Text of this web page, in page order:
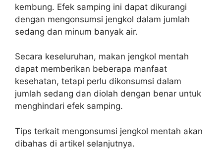
kembung. Efek samping ini dapat dikurangi
dengan mengonsumsi jengkol dalam jumlah
sedang dan minum banyak air.
Secara keseluruhan, makan jengkol mentah
dapat memberikan beberapa manfaat
kesehatan, tetapi perlu dikonsumsi dalam
jumlah sedang dan diolah dengan benar untuk
menghindari efek samping.
Tips terkait mengonsumsi jengkol mentah akan
dibahas di artikel selanjutnya.